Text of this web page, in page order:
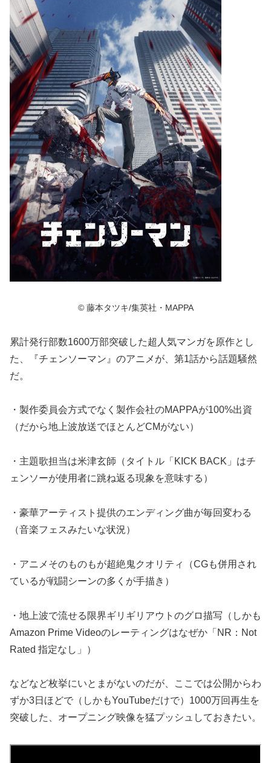
© 藤本タツキ/集英社・MAPPA
累計発行部数1600万部突破した超人気マンガを原作とし
た、『チェンソーマン』のアニメが、第1話から話題騒然
だ。
・製作委員会方式でなく製作会社のMAPPAが100%出資
（だから地上波放送でほとんどCMがない）
・主題歌担当は米津玄師（タイトル「KICK BACK」はチ
ェンソーが使用者に跳ね返る現象を意味する）
・豪華アーティスト提供のエンディング曲が毎回変わる
（音楽フェスみたいな状況）
・アニメそのものもが超絶鬼クオリティ（CGも併用され
ているが戦闘シーンの多くが手描き）
・地上波で流せる限界ギリギリアウトのグロ描写（しかも
Amazon Prime Videoのレーティングはなぜか「NR：Not
Rated 指定なし」）
などなど枚挙にいとまがないのだが、ここでは公開からわ
ずか3日ほどで（しかもYouTubeだけで）1000万回再生を
突破した、オープニング映像を猛プッシュしておきたい。